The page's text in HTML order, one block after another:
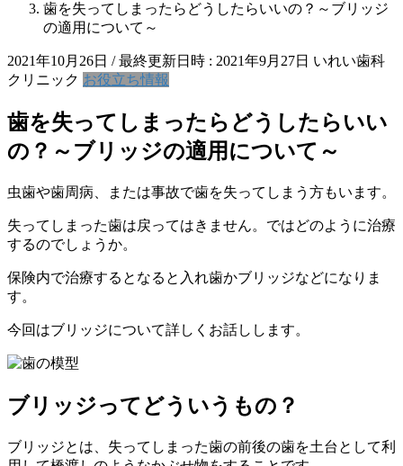
歯を失ってしまったらどうしたらいいの？～ブリッジ
の適用について～
2021年10月26日 / 最終更新日時 : 2021年9月27日 いれい歯科
クリニック お役立ち情報
歯を失ってしまったらどうしたらいい
の？～ブリッジの適用について～
虫歯や歯周病、または事故で歯を失ってしまう方もいます。
失ってしまった歯は戻ってはきません。ではどのように治療
するのでしょうか。
保険内で治療するとなると入れ歯かブリッジなどになりま
す。
今回はブリッジについて詳しくお話しします。
ブリッジってどういうもの？
ブリッジとは、失ってしまった歯の前後の歯を土台として利